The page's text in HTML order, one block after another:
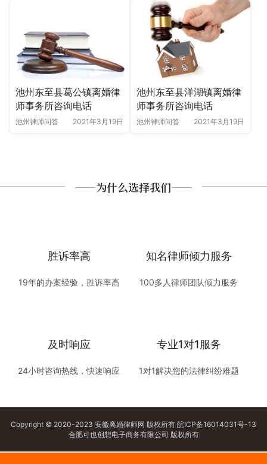
池州东至县葛公镇离婚律
师事务所咨询电话
池州律师问答 2021年3月19日
池州东至县洋湖镇离婚律
师事务所咨询电话
池州律师问答 2021年3月19日
——为什么选择我们——
胜诉率高
19年的办案经验，胜诉率高
知名律师倾力服务
100多人律师团队倾力服务
及时响应
24小时咨询热线，快速响应
专业1对1服务
1对1解决您的法律纠纷难题
Copyright © 2020-2023 安徽离婚律师网 版权所有 皖ICP备16014031号-13
合肥可也创想电子商务有限公司 版权所有